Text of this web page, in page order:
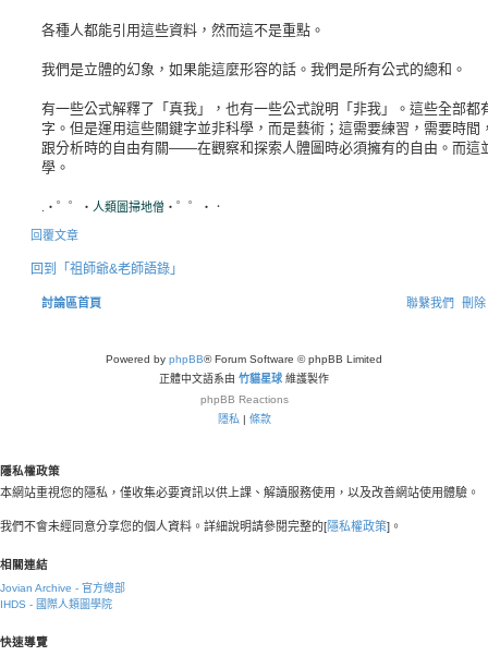
各種人都能引用這些資料，然而這不是重點。
我們是立體的幻象，如果能這麼形容的話。我們是所有公式的總和。
有一些公式解釋了「真我」，也有一些公式說明「非我」。這些全部都
字。但是運用這些關鍵字並非科學，而是藝術；這需要練習，需要時間
跟分析時的自由有關——在觀察和探索人體圖時必須擁有的自由。而這
學。
.・゜゜・ 人類圖掃地僧 ・゜゜・．
回覆文章
回到「祖師爺&老師語錄」
討論區首頁 刪
聯繫我們
Powered by phpBB® Forum Software © phpBB Limited
正體中文語系由 竹貓星球 維護製作
phpBB Reactions
隱私| 條款
隱私權政策
本網站重視您的隱私，僅收集必要資訊以供上課、解讀服務使用，以及改善網站使用體驗。
我們不會未經同意分享您的個人資料。詳細說明請參閱完整的[隱私權政策]。
相關連結
Jovian Archive - 官方總部
IHDS - 國際人類圖學院
快速導覽